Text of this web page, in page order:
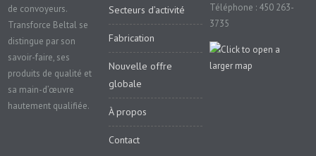
de convoyeurs.
Transforce Beltal se
distingue par son
savoir-faire, ses
produits de qualité et
sa main-d’œuvre
hautement qualifiée.
Secteurs d’activité
Fabrication
Nouvelle offre
globale
À propos
Contact
Téléphone : 450 263-
3735